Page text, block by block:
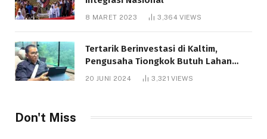
8 MARET 2023 3,364VIEWS
Tertarik Berinvestasi di Kaltim,
Pengusaha Tiongkok Butuh Lahan
20 JUNI 2024 3,321VIEWS
Don't Miss